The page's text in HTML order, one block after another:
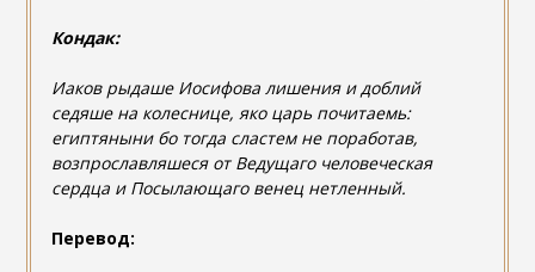
Кондак:
Иаков рыдаше Иосифова лишения и доблий
седяше на колеснице, яко царь почитаемь:
египтяныни бо тогда сластем не поработав,
возпрославляшеся от Ведущаго человеческая
сердца и Посылающаго венец нетленный.
Перевод: